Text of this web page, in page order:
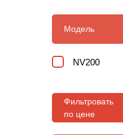
Модель
NV200
Фильтровать
по цене